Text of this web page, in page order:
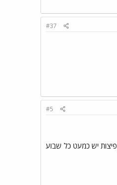
#37
#5
יש כמעט כל שבוע